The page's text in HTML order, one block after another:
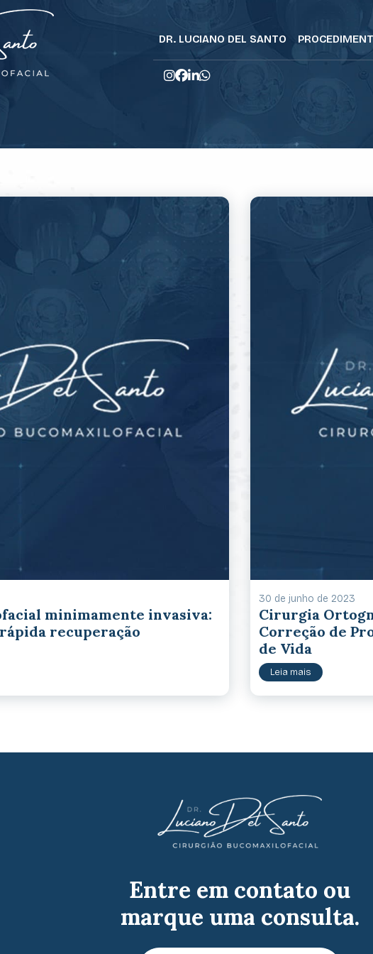
DR. LUCIANO DEL SANTO
minimamente invasiva:
recuperação
30 de junho de 2023
Cirurgia
Correção de
de Vida
Leia mais
Entre em contato ou
marque uma consulta.